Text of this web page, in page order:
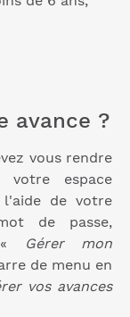
avance ?
vous rendre
votre espace
de votre
de passe,
«
Gérer mon
de menu en
vos avances